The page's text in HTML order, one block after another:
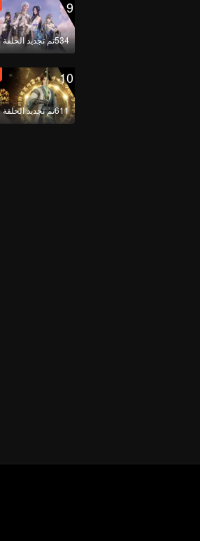
9
534تم تجديد الحلقة
10
611تم تجديد الحلقة